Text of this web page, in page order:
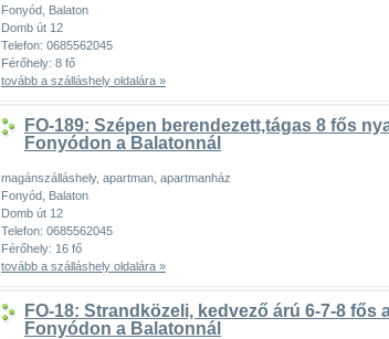
Fonyód, Balaton
Domb út 12
Telefon: 0685562045
Férőhely: 8 fő
tovább a szálláshely oldalára »
FO-189: Szépen berendezett,tágas 8 fős
Fonyódon a Balatonnál
magánszálláshely, apartman, apartmanház
Fonyód, Balaton
Domb út 12
Telefon: 0685562045
Férőhely: 16 fő
tovább a szálláshely oldalára »
FO-18: Strandközeli, kedvező árú 6-7-8 fős
Fonyódon a Balatonnál